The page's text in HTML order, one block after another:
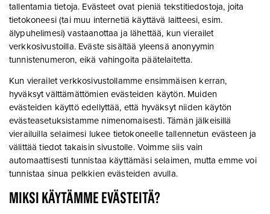
tallentamia tietoja. Evästeet ovat pieniä tekstitiedostoja, joita
tietokoneesi (tai muu internetiä käyttävä laitteesi, esim.
älypuhelimesi) vastaanottaa ja lähettää, kun vierailet
verkkosivustoilla. Eväste sisältää yleensä anonyymin
tunnistenumeron, eikä vahingoita päätelaitetta.
Kun vierailet verkkosivustollamme ensimmäisen kerran,
hyväksyt välttämättömien evästeiden käytön. Muiden
evästeiden käyttö edellyttää, että hyväksyt niiden käytön
evästeasetuksistamme nimenomaisesti. Tämän jälkeisillä
vierailuilla selaimesi lukee tietokoneelle tallennetun evästeen ja
välittää tiedot takaisin sivustolle. Voimme siis vain
automaattisesti tunnistaa käyttämäsi selaimen, mutta emme voi
tunnistaa sinua pelkkien evästeiden avulla.
MIKSI KÄYTÄMME EVÄSTEITÄ?